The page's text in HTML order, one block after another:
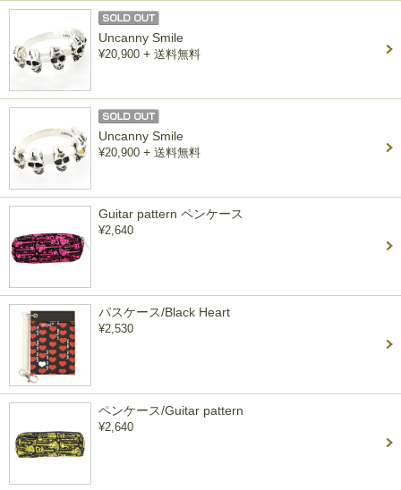
Uncanny Smile
¥20,900 + 送料無料
Uncanny Smile
¥20,900 + 送料無料
Guitar pattern ペンケース
¥2,640
パスケース/Black Heart
¥2,530
ペンケース/Guitar pattern
¥2,640